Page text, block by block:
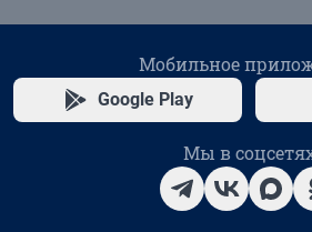
Мобильное
Google Play
Мы в